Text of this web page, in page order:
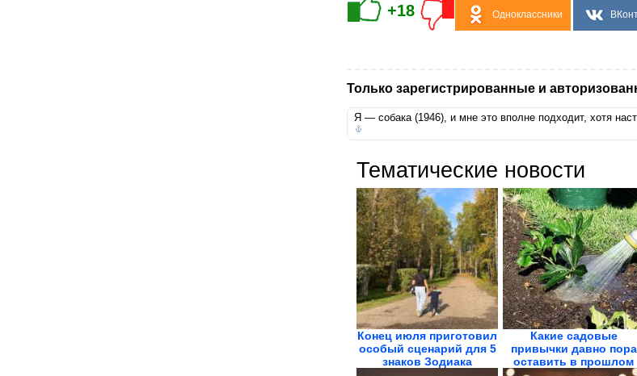
+18 Одноклассники
Только зарегистрированные и
Я — собака (1946), и мне это вполне подходит, хотя
Тематические новости
Конец июля приготовил
особый сценарий для 5
знаков Зодиака
Какие садовые
привычки давно пора
оставить в прошлом